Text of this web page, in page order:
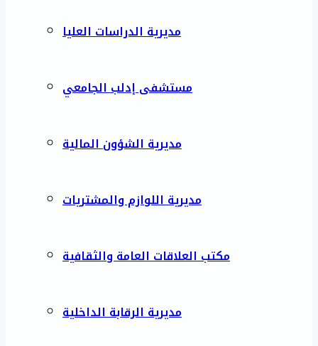
مديرية الدراسات العليا
مستشفى إدلب الجامعي
مديرية الشؤون المالية
مديرية اللوازم والمشتريات
مكتب العلاقات العامة والثقافية
مديرية الرقابة الداخلية